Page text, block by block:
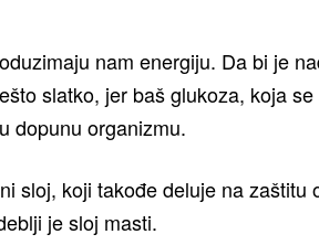
nam energiju. Da bi je
slatko, jer baš glukoza, koja
dopunu organizmu.
sloj, koji takođe deluje na zaštitu
je sloj masti.